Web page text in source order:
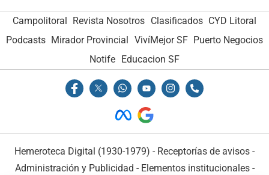
Campolitoral Revista Nosotros Clasificados CYD Litoral
Podcasts Mirador Provincial VivíMejor SF Puerto Negocios
Notife Educacion SF
Hemeroteca Digital (1930-1979) - Receptorías de avisos -
Administración y Publicidad - Elementos institucionales-